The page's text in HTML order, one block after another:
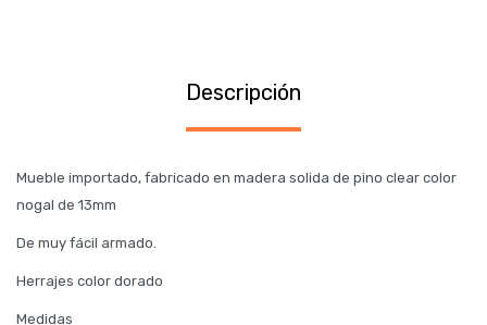
Descripción
Mueble importado, fabricado en madera solida de pino clear color
nogal de 13mm
De muy fácil armado.
Herrajes color dorado
Medidas